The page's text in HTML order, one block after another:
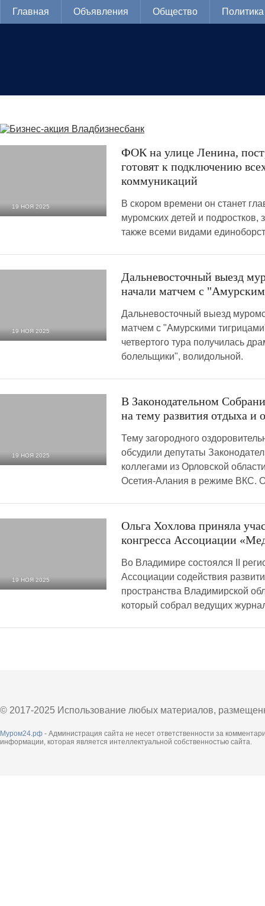
Главная Объявления Общество Политика
19 НОЯ 2025
ФОК на улице Ленина,
готовят к подключению
коммуникаций
В скором времени он станет
муромских детей и
также всеми видами
19 НОЯ 2025
Дальневосточный выезд
начали матчем с
Дальневосточный выезд
матчем с "Амурскими
четвертого тура получилась
болельщики", волидольной.
19 НОЯ 2025
В Законодательном
на тему развития отдыха и
Тему загородного
обсудили депутаты
коллегами из Орловской
Осетия-Алания в режиме ВКС.
19 НОЯ 2025
Ольга Хохлова приняла
конгресса Ассоциации
Во Владимире состоялся II
Ассоциации содействия
пространства Владимирской
который собрал ведущих
© 2017-2025 Использование любых материалов,
Муром24.рф - Администрация сайта не несет ответственности за
информации, которая является интеллектуальной собственностью сайта.